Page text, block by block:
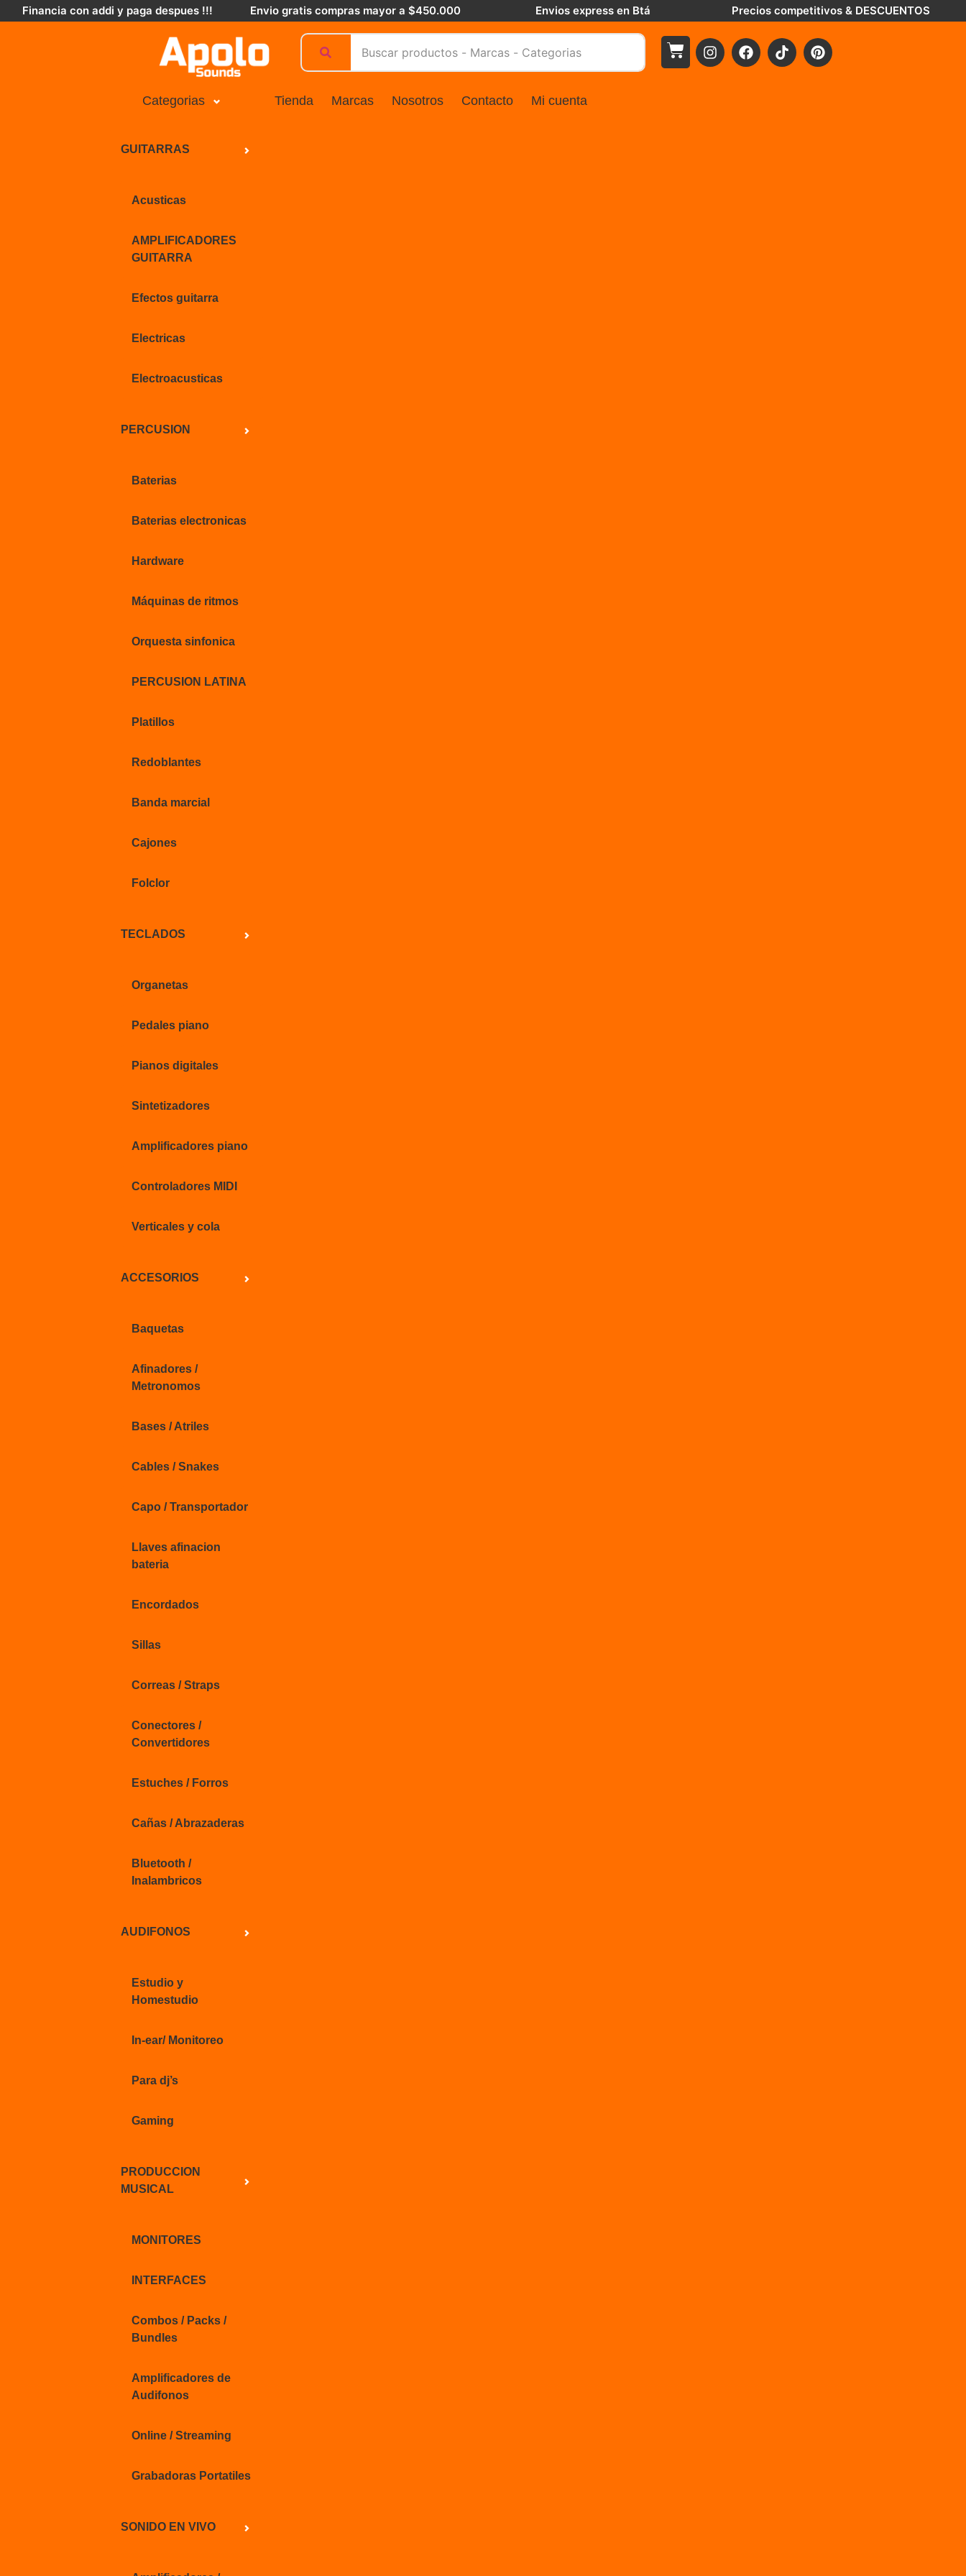
Financia con addi y paga despues !!! Envio gratis compras mayor a $450.000 Envios express en Btá Precios competitivos & DESCUENTOS
Categorias
GUITARRAS
Acusticas
AMPLIFICADORES
GUITARRA
Efectos guitarra
Electricas
Electroacusticas
PERCUSION
Baterias
Baterias electronicas
Hardware
Máquinas de ritmos
Orquesta sinfonica
PERCUSION LATINA
Platillos
Redoblantes
Banda marcial
Cajones
Folclor
TECLADOS
Organetas
Pedales piano
Pianos digitales
Sintetizadores
Amplificadores piano
Controladores MIDI
Verticales y cola
ACCESORIOS
Baquetas
Afinadores /
Metronomos
Bases / Atriles
Cables / Snakes
Capo / Transportador
Llaves afinacion
bateria
Encordados
Sillas
Correas / Straps
Conectores /
Convertidores
Estuches / Forros
Cañas / Abrazaderas
Bluetooth /
Inalambricos
AUDIFONOS
Estudio y
Homestudio
In-ear/ Monitoreo
Para dj’s
Gaming
PRODUCCION
MUSICAL
MONITORES
INTERFACES
Combos / Packs /
Bundles
Amplificadores de
Audifonos
Online / Streaming
Grabadoras Portatiles
SONIDO EN VIVO
Tienda Marcas Nosotros Contacto Mi cuenta